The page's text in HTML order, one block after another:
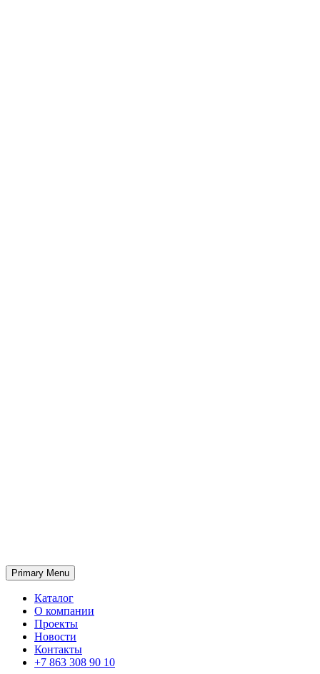
ГК «SABONE»
Оптовые поставки отделочных материалов и оборудования
Primary Menu
Каталог
О компании
Проекты
Новости
Контакты
+7 863 308 90 10